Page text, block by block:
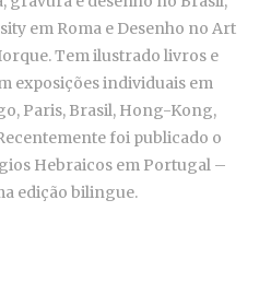
em Roma e Desenho no Art
Tem ilustrado livros e
exposições individuais em
Paris, Brasil, Hong-Kong,
foi publicado o
Hebraicos em Portugal –
edição bilingue.